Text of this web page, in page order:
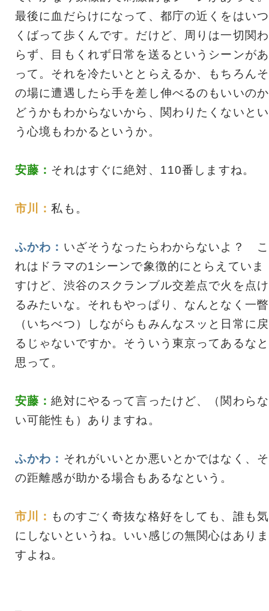
最後に血だらけになって、都庁の近くをはいつ
くばって歩くんです。だけど、周りは一切関わ
らず、目もくれず日常を送るというシーンがあ
って。それを冷たいととらえるか、もちろんそ
の場に遭遇したら手を差し伸べるのもいいのか
どうかもわからないから、関わりたくないとい
う心境もわかるというか。
安藤： それはすぐに絶対、110番しますね。
市川：私も。
ふかわ： いざそうなったらわからないよ？ こ
れはドラマの1シーンで象徴的にとらえていま
すけど、渋谷のスクランブル交差点で火を点け
るみたいな。それもやっぱり、なんとなく一瞥
（いちべつ）しながらもみんなスッと日常に戻
るじゃないですか。そういう東京ってあるなと
思って。
安藤：絶対にやるって言ったけど、（関わらな
い可能性も）ありますね。
ふかわ： それがいいとか悪いとかではなく、そ
の距離感が助かる場合もあるなという。
市川： ものすごく奇抜な格好をしても、誰も気
にしないというね。いい感じの無関心はありま
すよね。